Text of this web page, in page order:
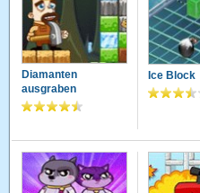
Diamanten
ausgraben
Ice Block